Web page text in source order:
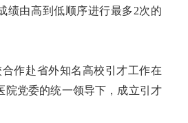
绩由高到低顺序进行最多2次的
合作赴省外知名高校引才工作在
院党委的统一领导下，成立引才